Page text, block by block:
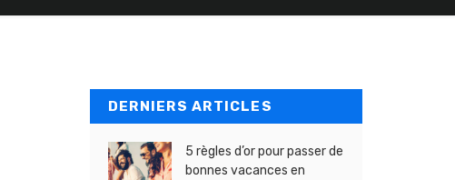
DERNIERS ARTICLES
5 règles d’or pour passer de
bonnes vacances en